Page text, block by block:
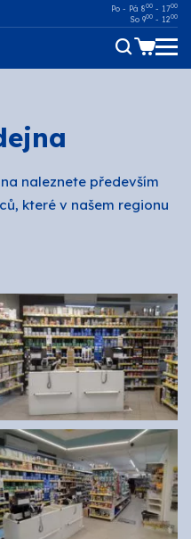
Po - Pá 800 - 1700
So 900 - 1200
naleznete především
které v našem regionu